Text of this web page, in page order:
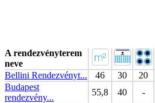
A rendezvényterem
neve
Bellini Rendezvényt...
46 30 20
Budapest
rendezvény...
55,8 40 -